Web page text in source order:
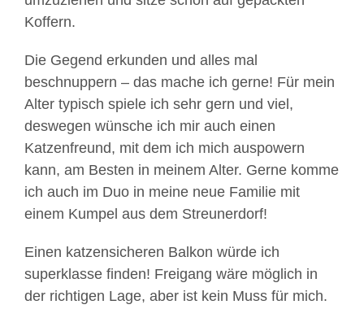
Koffern.
Die Gegend erkunden und alles mal
beschnuppern – das mache ich gerne! Für mein
Alter typisch spiele ich sehr gern und viel,
deswegen wünsche ich mir auch einen
Katzenfreund, mit dem ich mich auspowern
kann, am Besten in meinem Alter. Gerne komme
ich auch im Duo in meine neue Familie mit
einem Kumpel aus dem Streunerdorf!
Einen katzensicheren Balkon würde ich
superklasse finden! Freigang wäre möglich in
der richtigen Lage, aber ist kein Muss für mich.